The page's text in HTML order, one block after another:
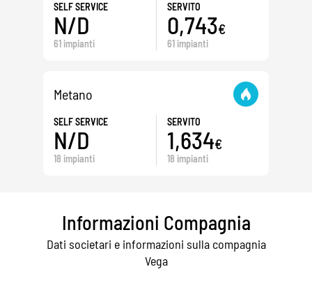
SELF SERVICE
N/D
61 impianti
SERVITO
0,743€
61 impianti
Metano
SELF SERVICE
N/D
18 impianti
SERVITO
1,634€
18 impianti
Informazioni Compagnia
Dati societari e informazioni sulla compagnia
Vega